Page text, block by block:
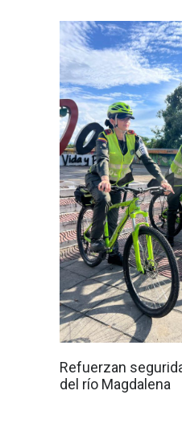
Refuerzan
del río Magdalena